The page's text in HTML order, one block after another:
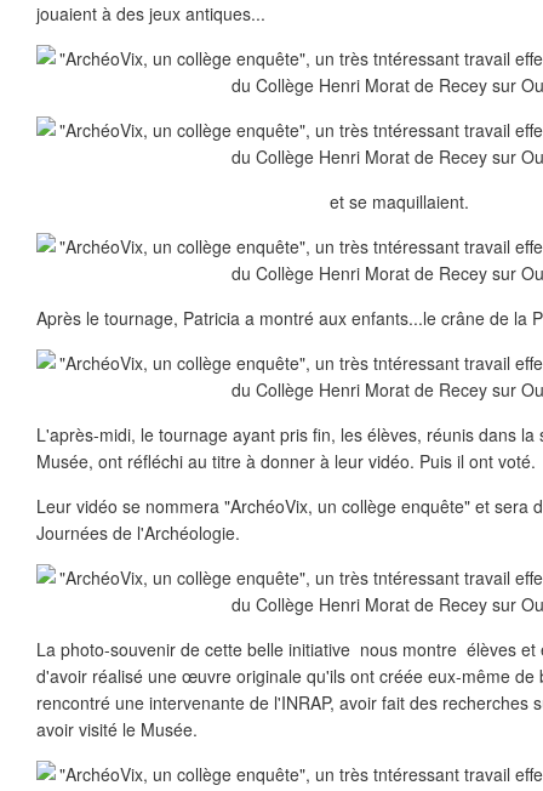
jouaient à des jeux antiques...
et se maquillaient.
Après le tournage, Patricia a montré aux enfants...le crâne de la
L'après-midi, le tournage ayant pris fin, les élèves, réunis dans
Musée, ont réfléchi au titre à donner à leur vidéo. Puis il ont voté.
Leur vidéo se nommera "ArchéoVix, un collège enquête" et sera
Journées de l'Archéologie.
La photo-souvenir de cette belle initiative nous montre élèves et
d'avoir réalisé une œuvre originale qu'ils ont créée eux-même de
rencontré une intervenante de l'INRAP, avoir fait des recherches
avoir visité le Musée.